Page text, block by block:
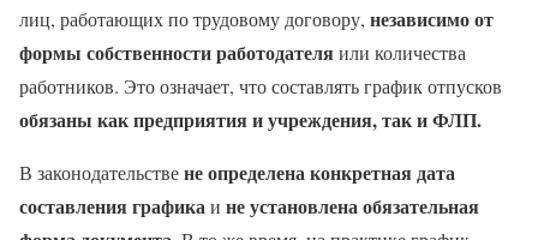
лиц, работающих по трудовому договору, независимо от
формы собственности работодателяили количества
работников. Это означает, что составлять график отпусков
обязаны как предприятия и учреждения, так и ФЛП.
В законодательствене определена конкретная дата
составления графикаи не установлена обязательная